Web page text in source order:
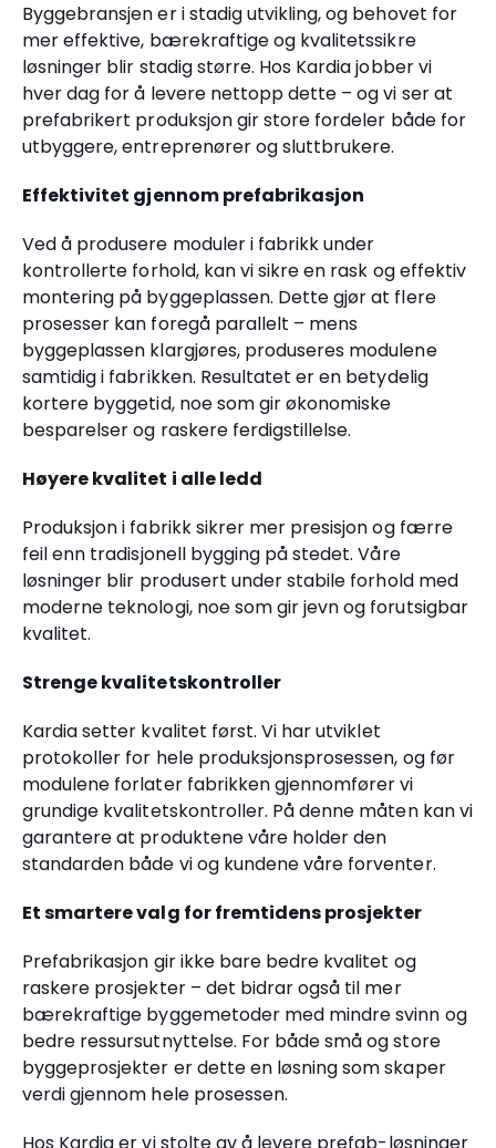
Byggebransjen er i stadig utvikling, og behovet for
mer effektive, bærekraftige og kvalitetssikre
løsninger blir stadig større. Hos Kardia jobber vi
hver dag for å levere nettopp dette – og vi ser at
prefabrikert produksjon gir store fordeler både for
utbyggere, entreprenører og sluttbrukere.
Effektivitet gjennom prefabrikasjon
Ved å produsere moduler i fabrikk under
kontrollerte forhold, kan vi sikre en rask og effektiv
montering på byggeplassen. Dette gjør at flere
prosesser kan foregå parallelt – mens
byggeplassen klargjøres, produseres modulene
samtidig i fabrikken. Resultatet er en betydelig
kortere byggetid, noe som gir økonomiske
besparelser og raskere ferdigstillelse.
Høyere kvalitet i alle ledd
Produksjon i fabrikk sikrer mer presisjon og færre
feil enn tradisjonell bygging på stedet. Våre
løsninger blir produsert under stabile forhold med
moderne teknologi, noe som gir jevn og forutsigbar
kvalitet.
Strenge kvalitetskontroller
Kardia setter kvalitet først. Vi har utviklet
protokoller for hele produksjonsprosessen, og før
modulene forlater fabrikken gjennomfører vi
grundige kvalitetskontroller. På denne måten kan vi
garantere at produktene våre holder den
standarden både vi og kundene våre forventer.
Et smartere valg for fremtidens prosjekter
Prefabrikasjon gir ikke bare bedre kvalitet og
raskere prosjekter – det bidrar også til mer
bærekraftige byggemetoder med mindre svinn og
bedre ressursutnyttelse. For både små og store
byggeprosjekter er dette en løsning som skaper
verdi gjennom hele prosessen.